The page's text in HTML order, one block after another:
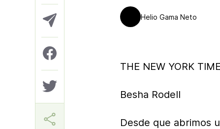
Helio Gama Neto
THE NEW YORK
Besha Rodell
Desde que abrimos